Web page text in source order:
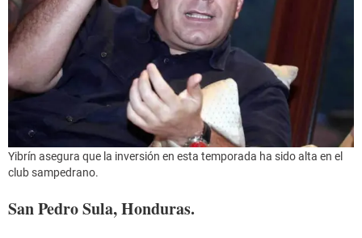
Yibrín asegura que la inversión en esta temporada ha sido alta en el
club sampedrano.
San Pedro Sula, Honduras.